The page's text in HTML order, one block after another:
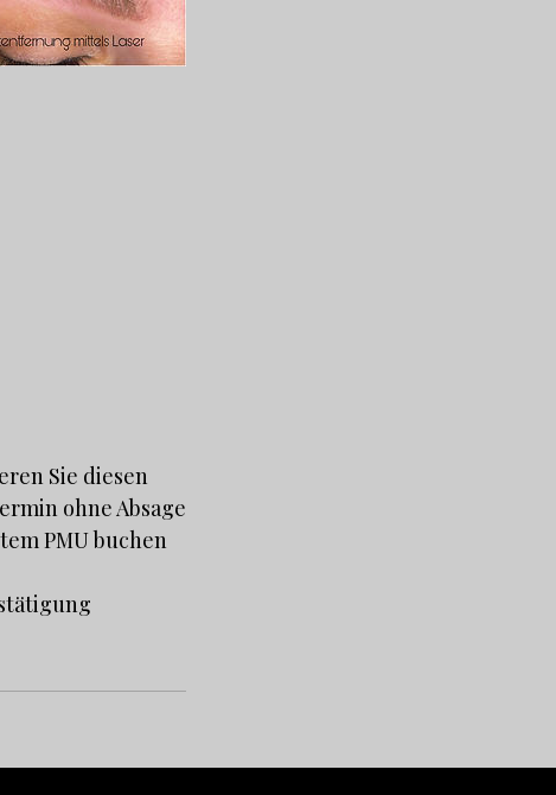
Sie diesen
ohne Absage
PMU buchen